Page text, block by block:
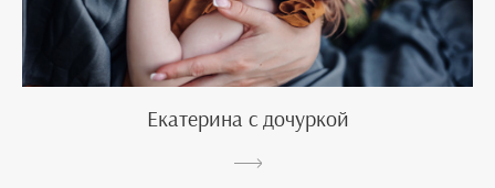
Екатерина с дочуркой